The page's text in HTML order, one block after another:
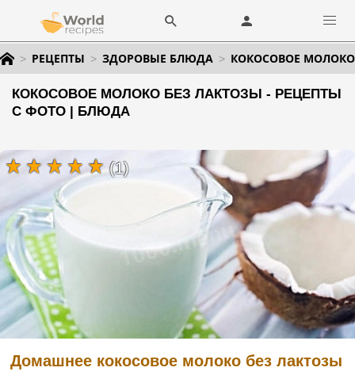
РЕЦЕПТЫ ЗДОРОВЫЕ БЛЮДА КОКОСОВОЕ
КОКОСОВОЕ МОЛОКО БЕЗ ЛАКТОЗЫ - РЕЦЕПТЫ
С ФОТО | БЛЮДА
Домашнее кокосовое молоко без лактозы
(1)